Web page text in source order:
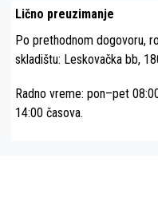
Lično preuzimanje
Po prethodnom dogovoru,
skladištu: Leskovačka bb,
Radno vreme: pon–pet
14:00 časova.